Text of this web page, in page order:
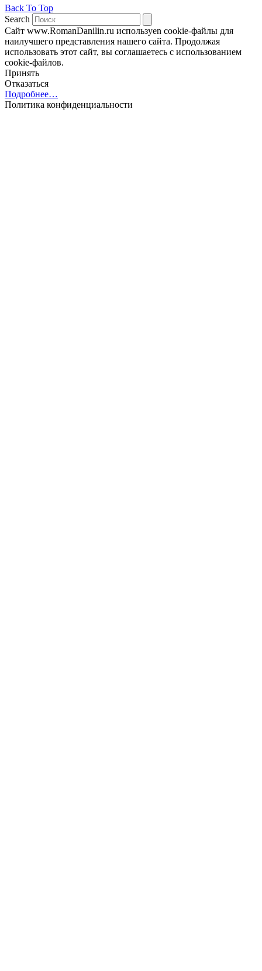
Back To Top
Search
Сайт www.RomanDanilin.ru используеn cookie-файлы для
наилучшего представления нашего сайта. Продолжая
использовать этот сайт, вы соглашаетесь с использованием
cookie-файлов.
Принять
Отказаться
Подробнее…
Политика конфиденциальности